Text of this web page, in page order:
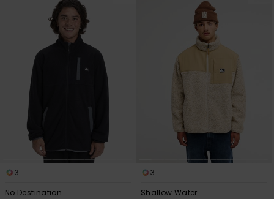
3
No Destination
3
Shallow Water